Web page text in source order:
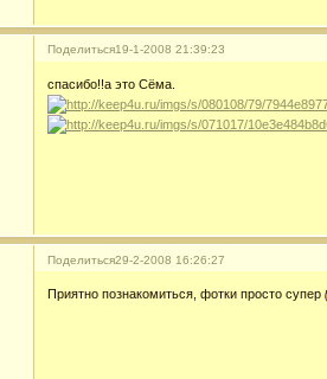
Поделиться19-1-2008 21:39:23
спасибо!!а это Сёма.
Поделиться29-2-2008 16:26:27
Приятно познакомиться, фотки просто супер